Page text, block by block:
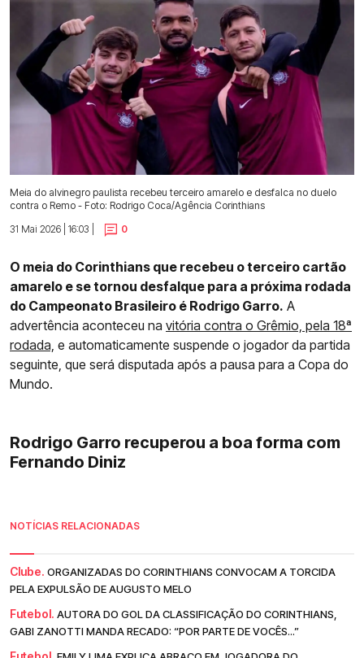
Meia do alvinegro paulista recebeu terceiro amarelo e desfalca no duelo
contra o Remo - Foto: Rodrigo Coca/Agência Corinthians
31 Mai 2026 | 16:03 |
0
O meia do Corinthians que recebeu o terceiro cartão
amarelo e se tornou desfalque para a próxima rodada
do Campeonato Brasileiro é Rodrigo Garro. A
advertência aconteceu na vitória contra o Grêmio, pela 18ª
rodada, e automaticamente suspende o jogador da partida
seguinte, que será disputada após a pausa para a Copa do
Mundo.
Rodrigo Garro recuperou a boa forma com
Fernando Diniz
NOTÍCIAS RELACIONADAS
Clube. ORGANIZADAS DO CORINTHIANS CONVOCAM A TORCIDA
PELA EXPULSÃO DE AUGUSTO MELO
Futebol. AUTORA DO GOL DA CLASSIFICAÇÃO DO CORINTHIANS,
GABI ZANOTTI MANDA RECADO: “POR PARTE DE VOCÊS...”